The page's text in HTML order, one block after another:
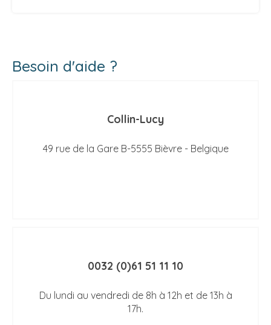
Besoin d'aide ?
Collin-Lucy
49 rue de la Gare B-5555 Bièvre - Belgique
0032 (0)61 51 11 10
Du lundi au vendredi de 8h à 12h et de 13h à
17h.